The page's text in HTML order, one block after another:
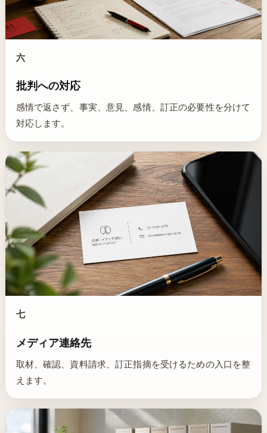
六
批判への対応
感情で返さず、事実、意見、感情、訂正の必要性を分けて
対応します。
七
メディア連絡先
取材、確認、資料請求、訂正指摘を受けるための入口を整
えます。